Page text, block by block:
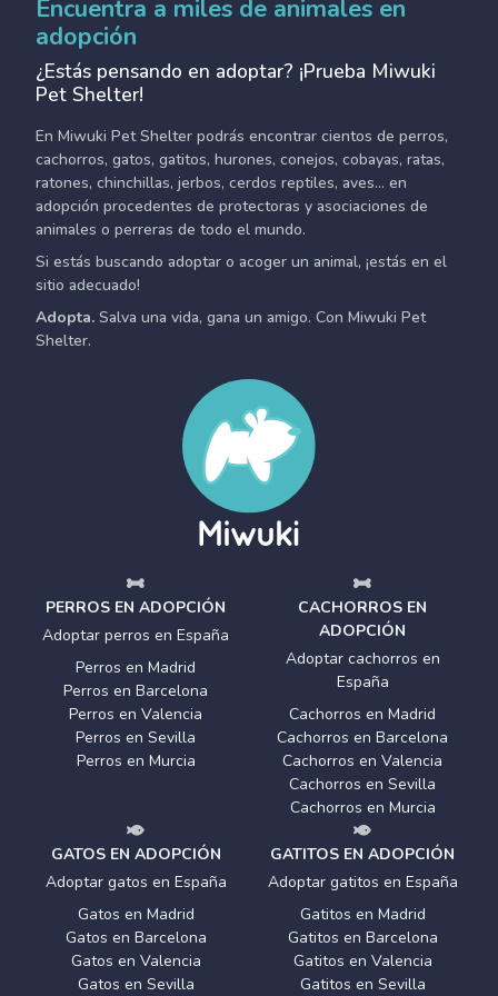
Encuentra a miles de animales en
adopción
¿Estás pensando en adoptar? ¡Prueba Miwuki
Pet Shelter!
En Miwuki Pet Shelter podrás encontrar cientos de perros,
cachorros, gatos, gatitos, hurones, conejos, cobayas, ratas,
ratones, chinchillas, jerbos, cerdos reptiles, aves... en
adopción procedentes de protectoras y asociaciones de
animales o perreras de todo el mundo.
Si estás buscando adoptar o acoger un animal, ¡estás en el
sitio adecuado!
Adopta. Salva una vida, gana un amigo. Con Miwuki Pet
Shelter.
PERROS EN ADOPCIÓN
Adoptar perros en España
Perros en Madrid
Perros en Barcelona
Perros en Valencia
Perros en Sevilla
Perros en Murcia
CACHORROS EN
ADOPCIÓN
Adoptar cachorros en
España
Cachorros en Madrid
Cachorros en Barcelona
Cachorros en Valencia
Cachorros en Sevilla
Cachorros en Murcia
GATOS EN ADOPCIÓN
Adoptar gatos en España
Gatos en Madrid
Gatos en Barcelona
Gatos en Valencia
Gatos en Sevilla
GATITOS EN ADOPCIÓN
Adoptar gatitos en España
Gatitos en Madrid
Gatitos en Barcelona
Gatitos en Valencia
Gatitos en Sevilla